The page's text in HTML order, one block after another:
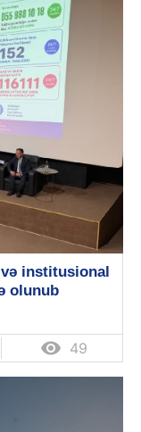
institusional
olunub
 49